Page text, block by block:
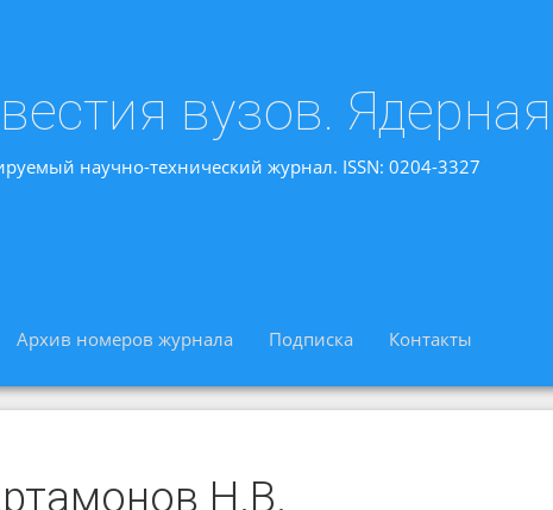
вузов.
научно-технический журнал. ISSN: 0204-3327
Архив номеров журнала Подписка Контакты
Н.В.